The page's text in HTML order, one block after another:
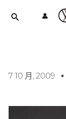
7 10 月, 2009